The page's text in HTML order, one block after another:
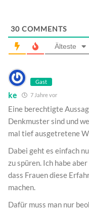
30 COMMENTS
Älteste
Gast
ke 7 Jahre vor
Eine berechtigte
Denkmuster sind und
mal tief ausgetretene
Dabei geht es einfach
zu spüren. Ich habe
dass Frauen diese
machen.
Dafür muss man nur